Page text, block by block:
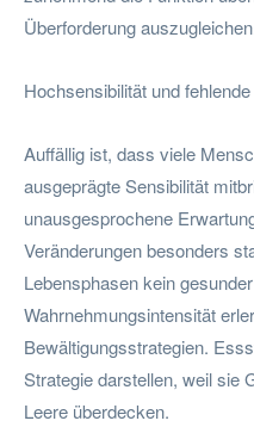
Überforderung
Hochsensibilität und
Auffällig ist, dass viele
ausgeprägte Sensibilität
unausgesprochene
Veränderungen besonders
Lebensphasen kein
Wahrnehmungsintensität
Bewältigungsstrategien.
Strategie darstellen, weil sie
Leere überdecken.